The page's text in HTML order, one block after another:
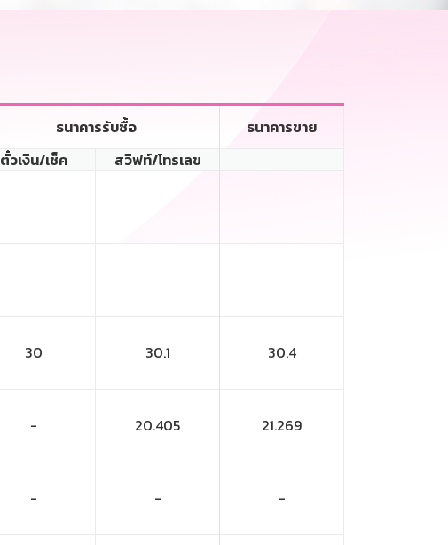
ธนาคารรับซื้อ
ธนาคารขาย
ตั๋วเงิน/เช็ค สวิฟท์/โทรเลข
30 30.1 30.4
- 20.405 21.269
- - -